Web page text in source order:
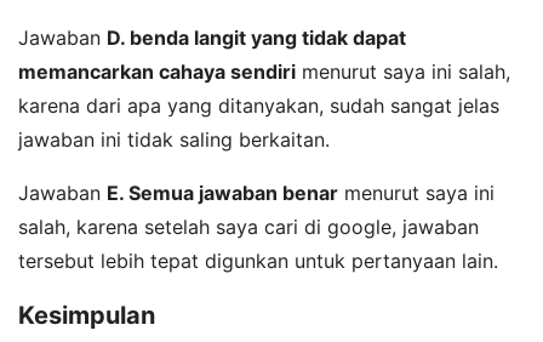
Jawaban D. benda langit yang tidak dapat
memancarkan cahaya sendiri menurut saya ini salah,
karena dari apa yang ditanyakan, sudah sangat jelas
jawaban ini tidak saling berkaitan.
Jawaban E. Semua jawaban benar menurut saya ini
salah, karena setelah saya cari di google, jawaban
tersebut lebih tepat digunkan untuk pertanyaan lain.
Kesimpulan